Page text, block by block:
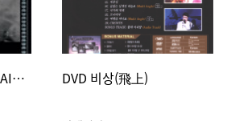
VOL.18 'OVER THE RAINBOW' DVD 비상(飛上)